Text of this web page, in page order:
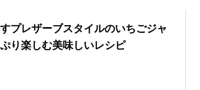
プレザーブスタイルのいちごジャ
り楽しむ美味しいレシピ